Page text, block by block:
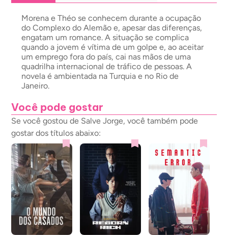
Morena e Théo se conhecem durante a ocupação
do Complexo do Alemão e, apesar das diferenças,
engatam um romance. A situação se complica
quando a jovem é vítima de um golpe e, ao aceitar
um emprego fora do país, cai nas mãos de uma
quadrilha internacional de tráfico de pessoas. A
novela é ambientada na Turquia e no Rio de
Janeiro.
Você pode gostar
Se você gostou de Salve Jorge, você também pode
gostar dos títulos abaixo: